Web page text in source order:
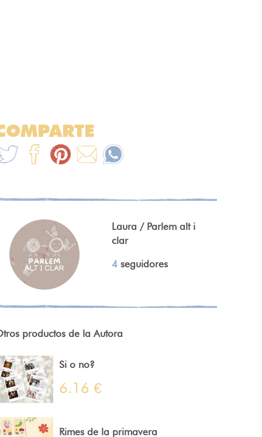
Laura / Parlem alt i
clar
4 seguidores
productos de la Autora
Si o no?
6.16 €
Rimes de la primavera